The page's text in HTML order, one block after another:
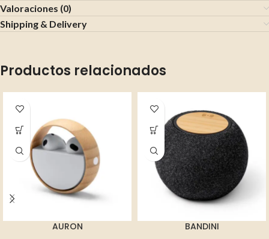
Valoraciones (0)
Shipping & Delivery
Productos relacionados
AURON BANDINI